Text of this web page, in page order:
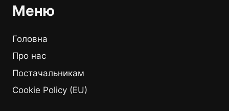
Меню
Головна
Про нас
Постачальникам
Cookie Policy (EU)